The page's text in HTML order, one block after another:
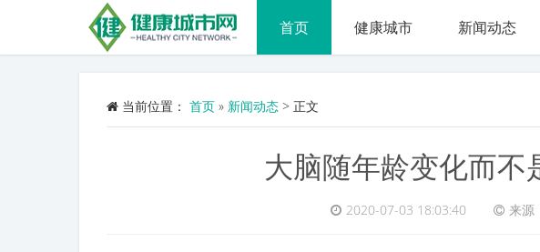
首页 健康城市 新闻动态
当前位置： 首页 » 新闻动态 > 正文
大脑随年龄变化而不
2020-07-03 18:03:40 来源